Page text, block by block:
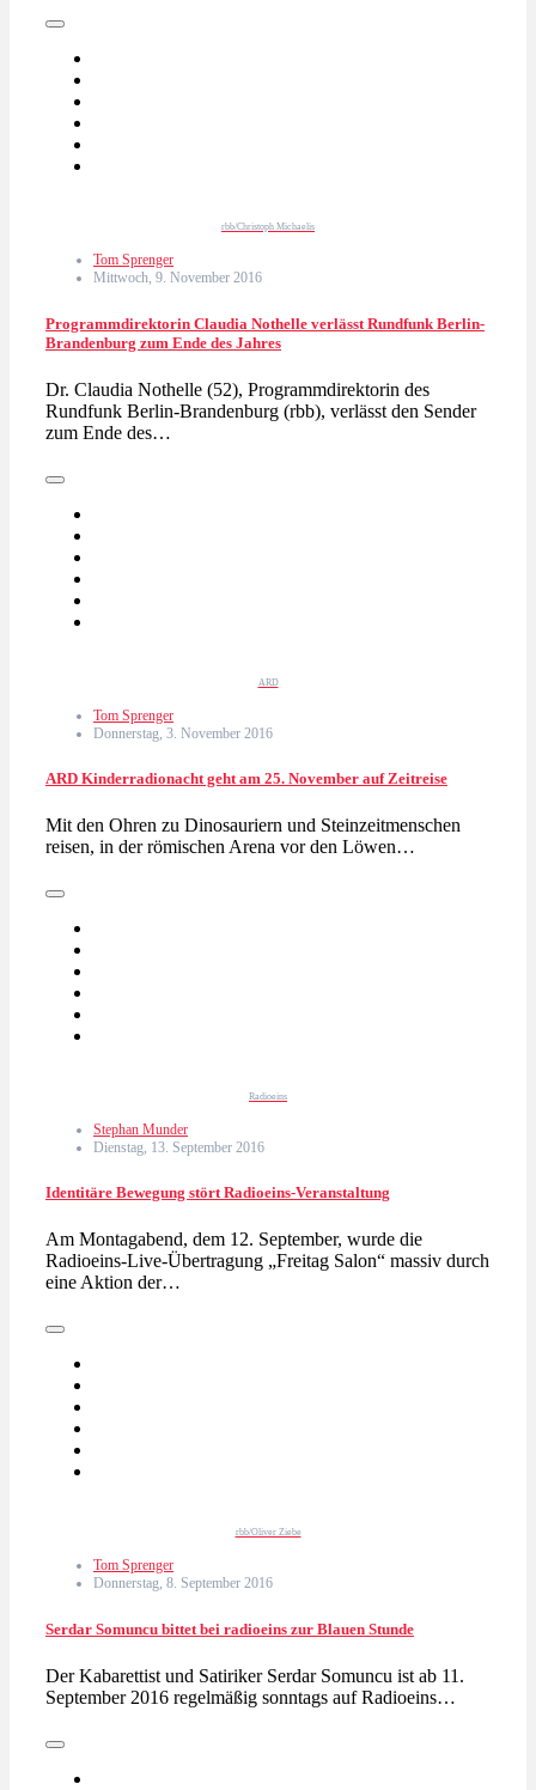
rbb/Christoph Michaelis
Tom Sprenger
Mittwoch, 9. November 2016
Programmdirektorin Claudia Nothelle verlässt Rundfunk Berlin-
Brandenburg zum Ende des Jahres
Dr. Claudia Nothelle (52), Programmdirektorin des
Rundfunk Berlin-Brandenburg (rbb), verlässt den Sender
zum Ende des…
ARD
Tom Sprenger
Donnerstag, 3. November 2016
ARD Kinderradionacht geht am 25. November auf Zeitreise
Mit den Ohren zu Dinosauriern und Steinzeitmenschen
reisen, in der römischen Arena vor den Löwen…
Radioeins
Stephan Munder
Dienstag, 13. September 2016
Identitäre Bewegung stört Radioeins-Veranstaltung
Am Montagabend, dem 12. September, wurde die
Radioeins-Live-Übertragung „Freitag Salon“ massiv durch
eine Aktion der…
rbb/Oliver Ziebe
Tom Sprenger
Donnerstag, 8. September 2016
Serdar Somuncu bittet bei radioeins zur Blauen Stunde
Der Kabarettist und Satiriker Serdar Somuncu ist ab 11.
September 2016 regelmäßig sonntags auf Radioeins…